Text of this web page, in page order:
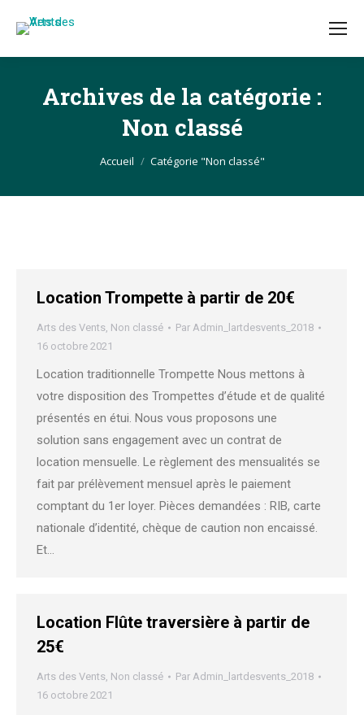
Archives de la catégorie :
Non classé
Vous êtes ici :
Accueil Catégorie "Non classé"
Location Trompette à partir de 20€
Arts des Vents, Non classé Par Admin_lartdesvents_2018
16 octobre 2021
Location traditionnelle Trompette Nous mettons à
votre disposition des Trompettes d’étude et de qualité
présentés en étui. Nous vous proposons une
solution sans engagement avec un contrat de
location mensuelle. Le règlement des mensualités se
fait par prélèvement mensuel après le paiement
comptant du 1er loyer. Pièces demandées : RIB, carte
nationale d’identité, chèque de caution non encaissé.
Et…
Location Flûte traversière à partir de
25€
Arts des Vents, Non classé Par Admin_lartdesvents_2018
16 octobre 2021